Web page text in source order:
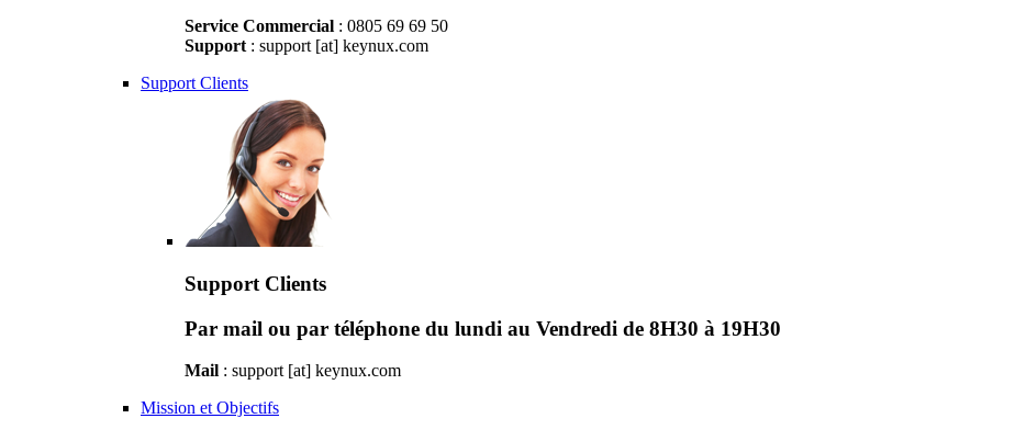
Service Commercial : 0805 69 69 50
Support : support [at] keynux.com
Support Clients
Support Clients
Par mail ou par téléphone du lundi au Vendredi de 8H30 à 19H30
Mail : support [at] keynux.com
Mission et Objectifs